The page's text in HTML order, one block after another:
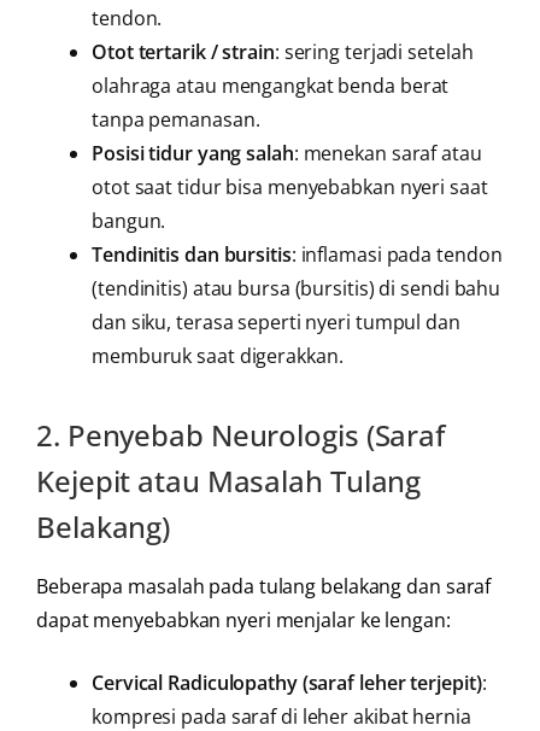
tendon.
Otot tertarik / strain: sering terjadi setelah
olahraga atau mengangkat benda berat
tanpa pemanasan.
Posisi tidur yang salah: menekan saraf atau
otot saat tidur bisa menyebabkan nyeri saat
bangun.
Tendinitis dan bursitis: inflamasi pada tendon
(tendinitis) atau bursa (bursitis) di sendi bahu
dan siku, terasa seperti nyeri tumpul dan
memburuk saat digerakkan.
2. Penyebab Neurologis (Saraf
Kejepit atau Masalah Tulang
Belakang)
Beberapa masalah pada tulang belakang dan saraf
dapat menyebabkan nyeri menjalar ke lengan:
Cervical Radiculopathy (saraf leher terjepit):
kompresi pada saraf di leher akibat hernia